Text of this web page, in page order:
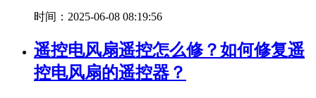
时间：2025-06-08 08:19:56
遥控电风扇遥控怎么修？如何修复遥
控电风扇的遥控器？